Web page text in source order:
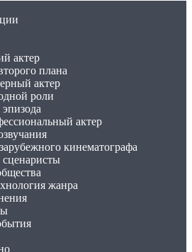
актер
плана
актер
роли
актер
кинематографа
жанра